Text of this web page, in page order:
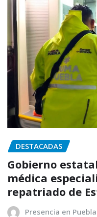
DESTACADAS
Gobierno
médica
repatriado de
Presencia en Puebla